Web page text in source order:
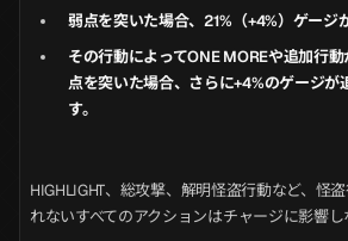
弱点を突いた場合、21%（+4%）ゲージ
その行動によってONE MOREや追加行
点を突いた場合、さらに+4%のゲージが
す。
HIGHLIGHT、総攻撃、解明怪盗行動など、怪
れないすべてのアクションはチャージに影響し